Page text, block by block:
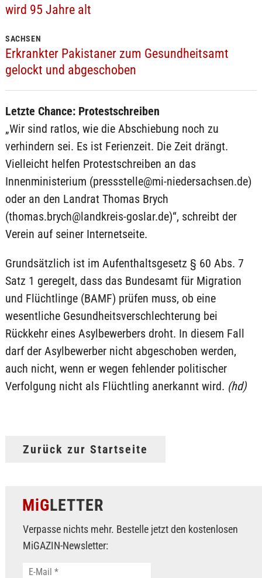
wird 95 Jahre alt
SACHSEN
Erkrankter Pakistaner zum Gesundheitsamt
gelockt und abgeschoben
Letzte Chance: Protestschreiben
„Wir sind ratlos, wie die Abschiebung noch zu
verhindern sei. Es ist Ferienzeit. Die Zeit drängt.
Vielleicht helfen Protestschreiben an das
Innenministerium (pressstelle@mi-niedersachsen.de)
oder an den Landrat Thomas Brych
(thomas.brych@landkreis-goslar.de)“, schreibt der
Verein auf seiner Internetseite.
Grundsätzlich ist im Aufenthaltsgesetz § 60 Abs. 7
Satz 1 geregelt, dass das Bundesamt für Migration
und Flüchtlinge (BAMF) prüfen muss, ob eine
wesentliche Gesundheitsverschlechterung bei
Rückkehr eines Asylbewerbers droht. In diesem Fall
darf der Asylbewerber nicht abgeschoben werden,
auch nicht, wenn er wegen fehlender politischer
Verfolgung nicht als Flüchtling anerkannt wird. (hd)
Zurück zur Startseite
MiGLETTER
Verpasse nichts mehr. Bestelle jetzt den kostenlosen
MiGAZIN-Newsletter: